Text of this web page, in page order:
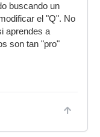
buscando un
el "Q". No
aprendes a
son tan "pro"